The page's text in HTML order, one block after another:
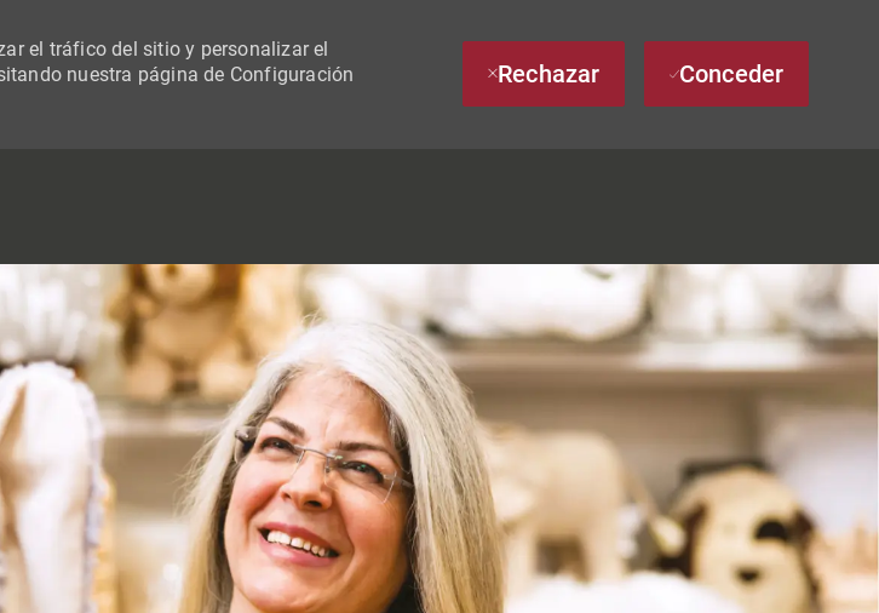
el tráfico del sitio y personalizar el
nuestra página de Configuración
Rechazar Conceder